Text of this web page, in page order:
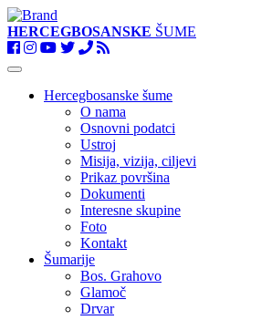
HERCEGBOSANSKE ŠUME
Toggle
navigationHercegbosanske šume
O nama
Osnovni podatci
Ustroj
Misija, vizija, ciljevi
Prikaz površina
Dokumenti
Interesne skupine
Foto
Kontakt
Šumarije
Bos. Grahovo
Glamoč
Drvar